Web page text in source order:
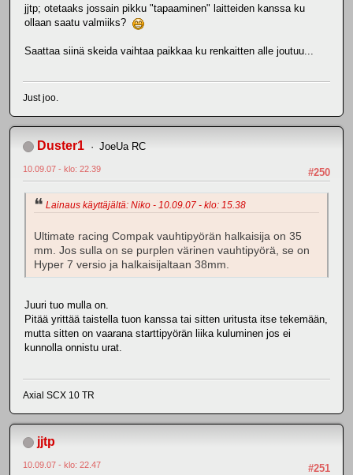
jjtp; otetaaks jossain pikku "tapaaminen" laitteiden kanssa ku
ollaan saatu valmiiks?
Saattaa siinä skeida vaihtaa paikkaa ku renkaitten alle joutuu...
Just joo.
Duster1 JoeUa RC
#250
10.09.07 - klo: 22.39
Lainaus käyttäjältä: Niko - 10.09.07 - klo: 15.38
Ultimate racing Compak vauhtipyörän halkaisija on 35
mm. Jos sulla on se purplen värinen vauhtipyörä, se on
Hyper 7 versio ja halkaisijaltaan 38mm.
Juuri tuo mulla on.
Pitää yrittää taistella tuon kanssa tai sitten uritusta itse tekemään,
mutta sitten on vaarana starttipyörän liika kuluminen jos ei
kunnolla onnistu urat.
Axial SCX 10 TR
jjtp
#251
10.09.07 - klo: 22.47